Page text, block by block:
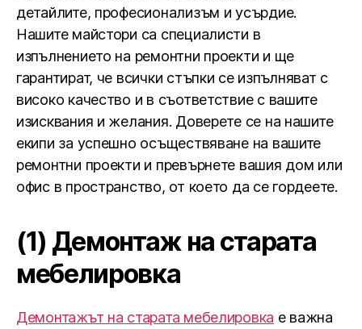
детайлите, професионализъм и усърдие.
Нашите майстори са специалисти в
изпълнението на ремонтни проекти и ще
гарантират, че всички стъпки се изпълняват с
високо качество и в съответствие с вашите
изисквания и желания. Доверете се на нашите
екипи за успешно осъществяване на вашите
ремонтни проекти и превърнете вашия дом или
офис в пространство, от което да се гордеете.
(1) Демонтаж на старата
мебелировка
Демонтажът на старата мебелировка е важна